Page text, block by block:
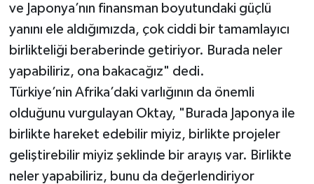
ve Japonya’nın finansman boyutundaki güçlü
yanını ele aldığımızda, çok ciddi bir tamamlayıcı
birlikteliği beraberinde getiriyor. Burada neler
yapabiliriz, ona bakacağız" dedi.
Türkiye’nin Afrika’daki varlığının da önemli
olduğunu vurgulayan Oktay, "Burada Japonya ile
birlikte hareket edebilir miyiz, birlikte projeler
geliştirebilir miyiz şeklinde bir arayış var. Birlikte
neler yapabiliriz, bunu da değerlendiriyor